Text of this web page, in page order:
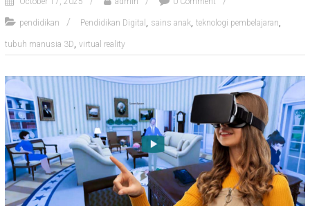
pendidikan Pendidikan Digital , sains anak, teknologi pembelajaran,
tubuh manusia 3D, virtual reality